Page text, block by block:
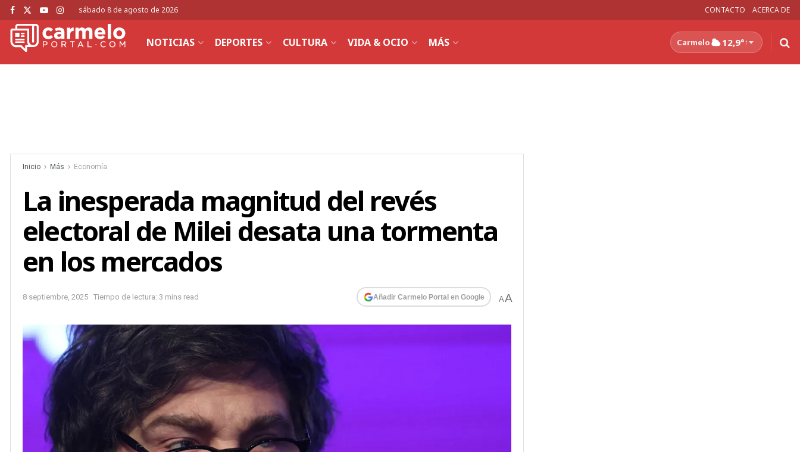
sábado 8 de agosto de 2026 CONTACTO ACERCA DE
NOTICIAS DEPORTES CULTURA VIDA & OCIO MÁS Carmelo 12,9°↑
Inicio Más Economía
La inesperada magnitud del revés
electoral de Milei desata una tormenta
en los mercados
8 septiembre, 2025 Tiempo de lectura: 3 mins read Añadir Carmelo Portal en Google AA